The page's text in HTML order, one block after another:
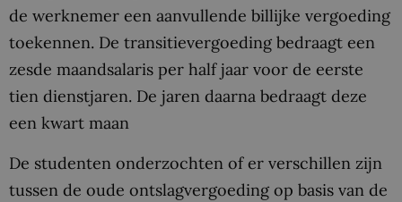
de werknemer een aanvullende billijke vergoeding
toekennen. De transitievergoeding bedraagt een
zesde maandsalaris per half jaar voor de eerste
tien dienstjaren. De jaren daarna bedraagt deze
een kwart maan
De studenten onderzochten of er verschillen zijn
tussen de oude ontslagvergoeding op basis van de